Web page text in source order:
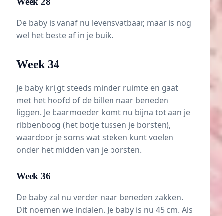
De baby is vanaf nu levensvatbaar, maar is nog
wel het beste af in je buik.
Week 34
Je baby krijgt steeds minder ruimte en gaat
met het hoofd of de billen naar beneden
liggen. Je baarmoeder komt nu bijna tot aan je
ribbenboog (het botje tussen je borsten),
waardoor je soms wat steken kunt voelen
onder het midden van je borsten.
Week 36
De baby zal nu verder naar beneden zakken.
Dit noemen we indalen. Je baby is nu 45 cm. Als